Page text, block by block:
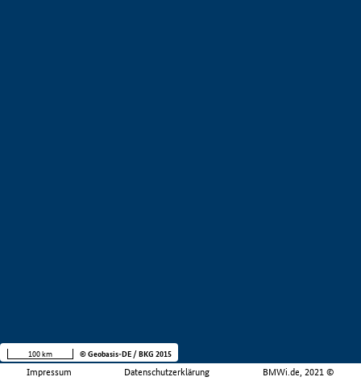
Impressum Datenschutzerklärung BMWi.de, 2021 ©
100 km © Geobasis-DE / BKG 2015